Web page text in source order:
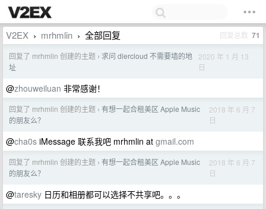
V2EX › mrhmlin › 全部回复 回复总数 71
回复了 mrhmlin 创建的主题 › 求问 dlercloud 不需要墙的地
址
2020 年 1 月 13
日
@zhouweiluan 非常感谢！
回复了 mrhmlin 创建的主题 › 有想一起合租美区 Apple Music
的朋友么？
2018 年 6 月 7
日
@cha0s iMessage 联系我吧 mrhmlin at gmail.com
回复了 mrhmlin 创建的主题 › 有想一起合租美区 Apple Music
的朋友么？
2018 年 6 月 7
日
@taresky 日历和相册都可以选择不共享吧。。。